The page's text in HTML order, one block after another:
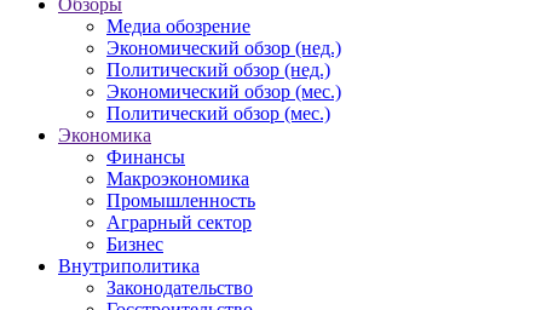
Обзоры
Медиа обозрение
Экономический обзор (нед.)
Политический обзор (нед.)
Экономический обзор (мес.)
Политический обзор (мес.)
Экономика
Финансы
Макроэкономика
Промышленность
Аграрный сектор
Бизнес
Внутриполитика
Законодательство